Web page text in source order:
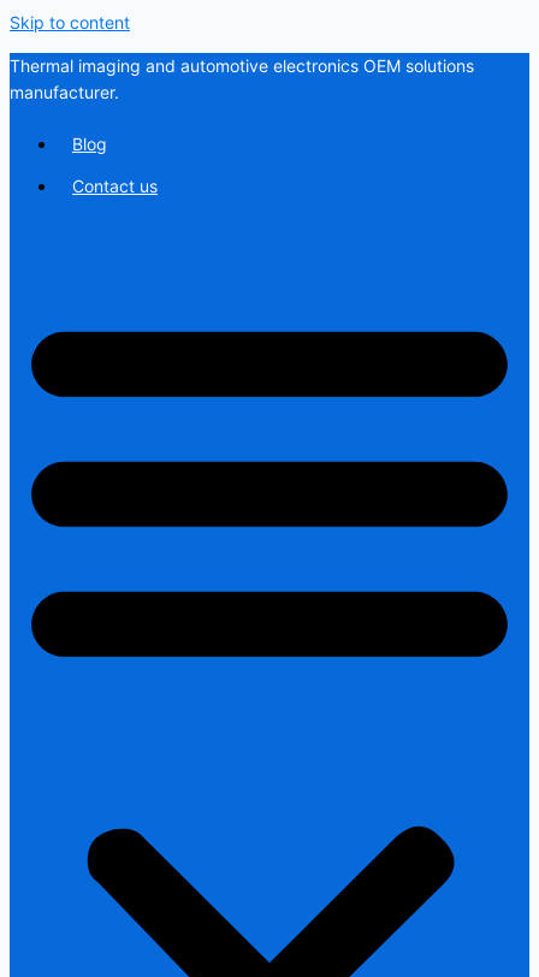
Skip to content
Thermal imaging and automotive electronics OEM solutions
manufacturer.
Blog
Contact us